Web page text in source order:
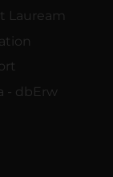
Lauream
- dbErw